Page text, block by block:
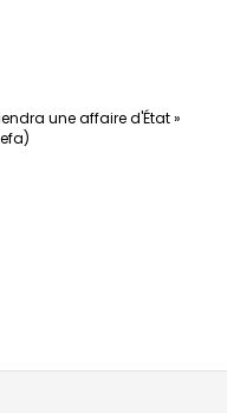
une affaire d'État »